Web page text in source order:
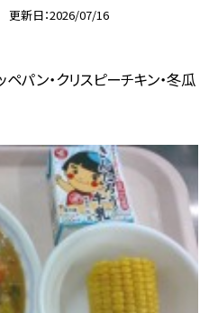
更新日 2026/07/16
ペパン・クリスピーチキン・冬瓜